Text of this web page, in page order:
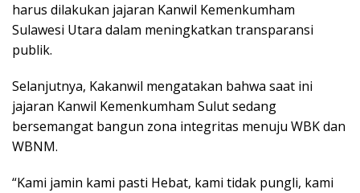
harus dilakukan jajaran Kanwil Kemenkumham
Sulawesi Utara dalam meningkatkan transparansi
publik.
Selanjutnya, Kakanwil mengatakan bahwa saat ini
jajaran Kanwil Kemenkumham Sulut sedang
bersemangat bangun zona integritas menuju WBK dan
WBNM.
“Kami jamin kami pasti Hebat, kami tidak pungli, kami